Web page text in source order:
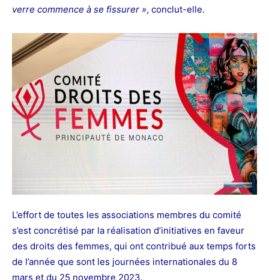
verre commence à se fissurer », conclut-elle.
L’effort de toutes les associations membres du comité
s’est concrétisé par la réalisation d’initiatives en faveur
des droits des femmes, qui ont contribué aux temps forts
de l’année que sont les journées internationales du 8
mars et du 25 novembre 2023.